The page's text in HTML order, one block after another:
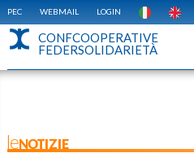
PEC WEBMAIL LOGIN
CONFCOOPERATIVE
FEDERSOLIDARIETÀ
leNOTIZIE